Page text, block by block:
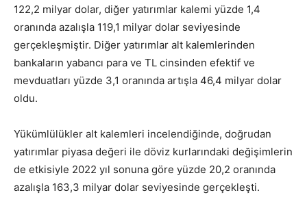
122,2 milyar dolar, diğer yatırımlar kalemi yüzde 1,4
oranında azalışla 119,1 milyar dolar seviyesinde
gerçekleşmiştir. Diğer yatırımlar alt kalemlerinden
bankaların yabancı para ve TL cinsinden efektif ve
mevduatları yüzde 3,1 oranında artışla 46,4 milyar dolar
oldu.
Yükümlülükler alt kalemleri incelendiğinde, doğrudan
yatırımlar piyasa değeri ile döviz kurlarındaki değişimlerin
de etkisiyle 2022 yıl sonuna göre yüzde 20,2 oranında
azalışla 163,3 milyar dolar seviyesinde gerçekleşti.